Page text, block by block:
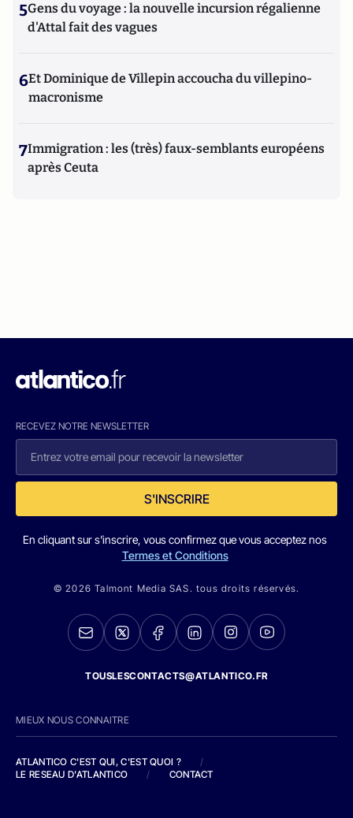
5Gens du voyage : la nouvelle incursion régalienne
d'Attal fait des vagues
6Et Dominique de Villepin accoucha du villepino-
macronisme
7Immigration : les (très) faux-semblants européens
après Ceuta
RECEVEZ NOTRE NEWSLETTER
S'INSCRIRE
En cliquant sur s'inscrire, vous confirmez que vous acceptez nos
Termes et Conditions
© 2026 Talmont Media SAS. tous droits réservés.
TOUSLESCONTACTS@ATLANTICO.FR
MIEUX NOUS CONNAITRE
ATLANTICO C'EST QUI, C'EST QUOI ?
/
LE RESEAU D'ATLANTICO
/ CONTACT